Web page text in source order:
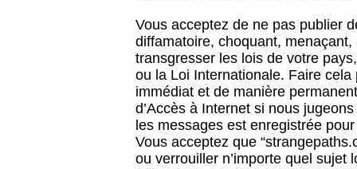
Vous acceptez de ne pas publier
diffamatoire, choquant,
transgresser les lois de votre
ou la Loi Internationale. Faire
immédiat et de manière
d’Accès à Internet si nous
les messages est enregistrée
Vous acceptez que
ou verrouiller n’importe quel sujet